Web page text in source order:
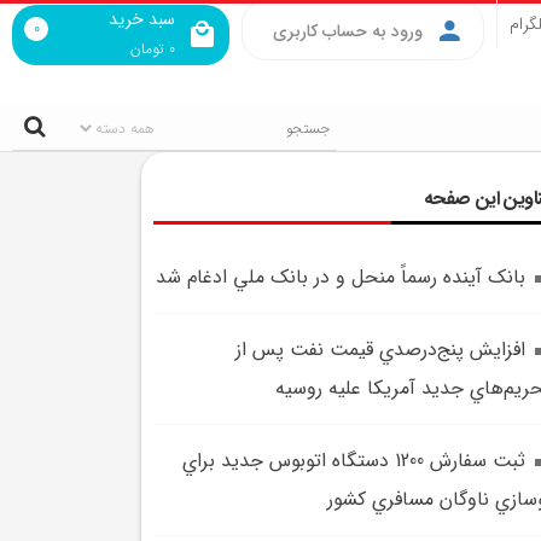
سبد خرید
0 تومان
0 ورود به حساب کاربری
این صفحه
بانک آينده رسماً منحل و در بانک ملي ادغام شد
افزايش پنج‌درصدي قيمت نفت پس از
جديد آمريکا عليه روسيه
ثبت سفارش 1200 دستگاه اتوبوس جديد براي
ناوگان مسافري کشور